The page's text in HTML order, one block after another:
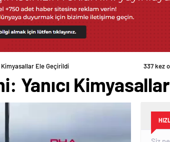
Kimyasallar Ele Geçirildi 337 kez
Yanıcı